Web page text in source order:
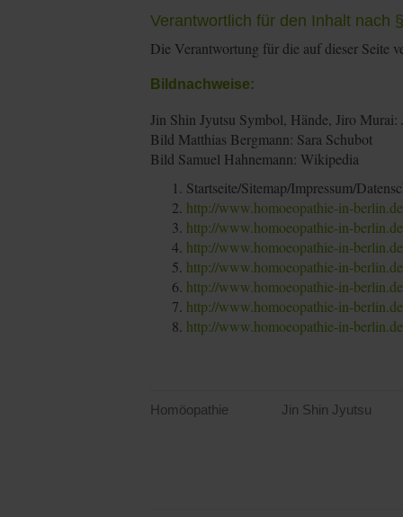
Verantwortlich für den Inhalt nach
Die Verantwortung für die auf dieser Seite
Bildnachweise:
Jin Shin Jyutsu Symbol, Hände, Jiro Murai:
Bild Matthias Bergmann: Sara Schubot
Bild Samuel Hahnemann: Wikipedia
Startseite/Sitemap/Impressum/
http://www.homoeopathie-in-
http://www.homoeopathie-in-
http://www.homoeopathie-in-
http://www.homoeopathie-in-
http://www.homoeopathie-in-
http://www.homoeopathie-in-
http://www.homoeopathie-in-
Homöopathie Jin Shin Jyutsu